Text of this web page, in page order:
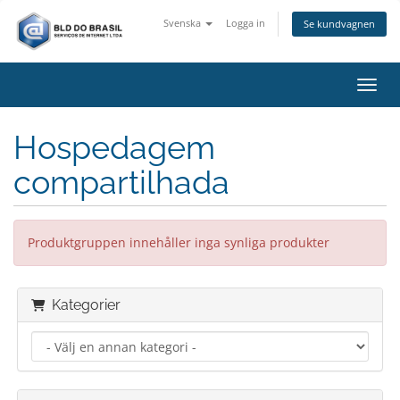
Svenska Logga in Se kundvagnen
Hospedagem
compartilhada
Produktgruppen innehåller inga synliga produkter
Kategorier